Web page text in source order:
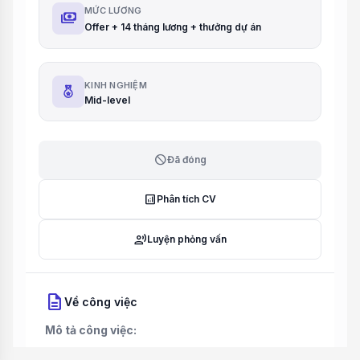
payments MỨC LƯƠNG
Offer + 14 tháng lương + thưởng dự án
KINH NGHIỆM
Mid-level
blockĐã đóng
analytics Phân tích CV
record_voice_overLuyện phỏng vấn
description Về công việc
Mô tả công việc: